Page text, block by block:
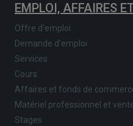
EMPLOI, AFFAIRES
Offre d'emploi
Demande d'emploi
Services
Cours
Affaires et fonds de
Matériel professionnel et
Stages